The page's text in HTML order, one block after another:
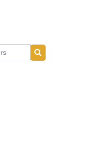
Rechercher des cours